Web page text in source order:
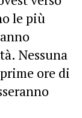
le più
Nessuna
ore di